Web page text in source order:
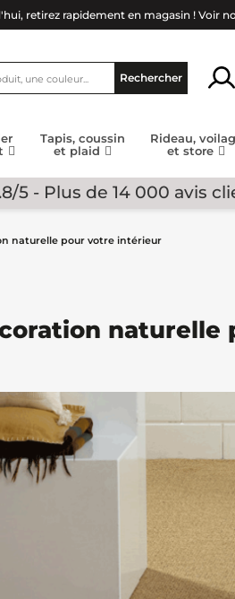
retirez rapidement en magasin !Voir
Rechercher
Tapis, coussin
et plaid
Rideau,
et store
4.8/5 - Plus de 14 000 avis
naturelle pour votre intérieur